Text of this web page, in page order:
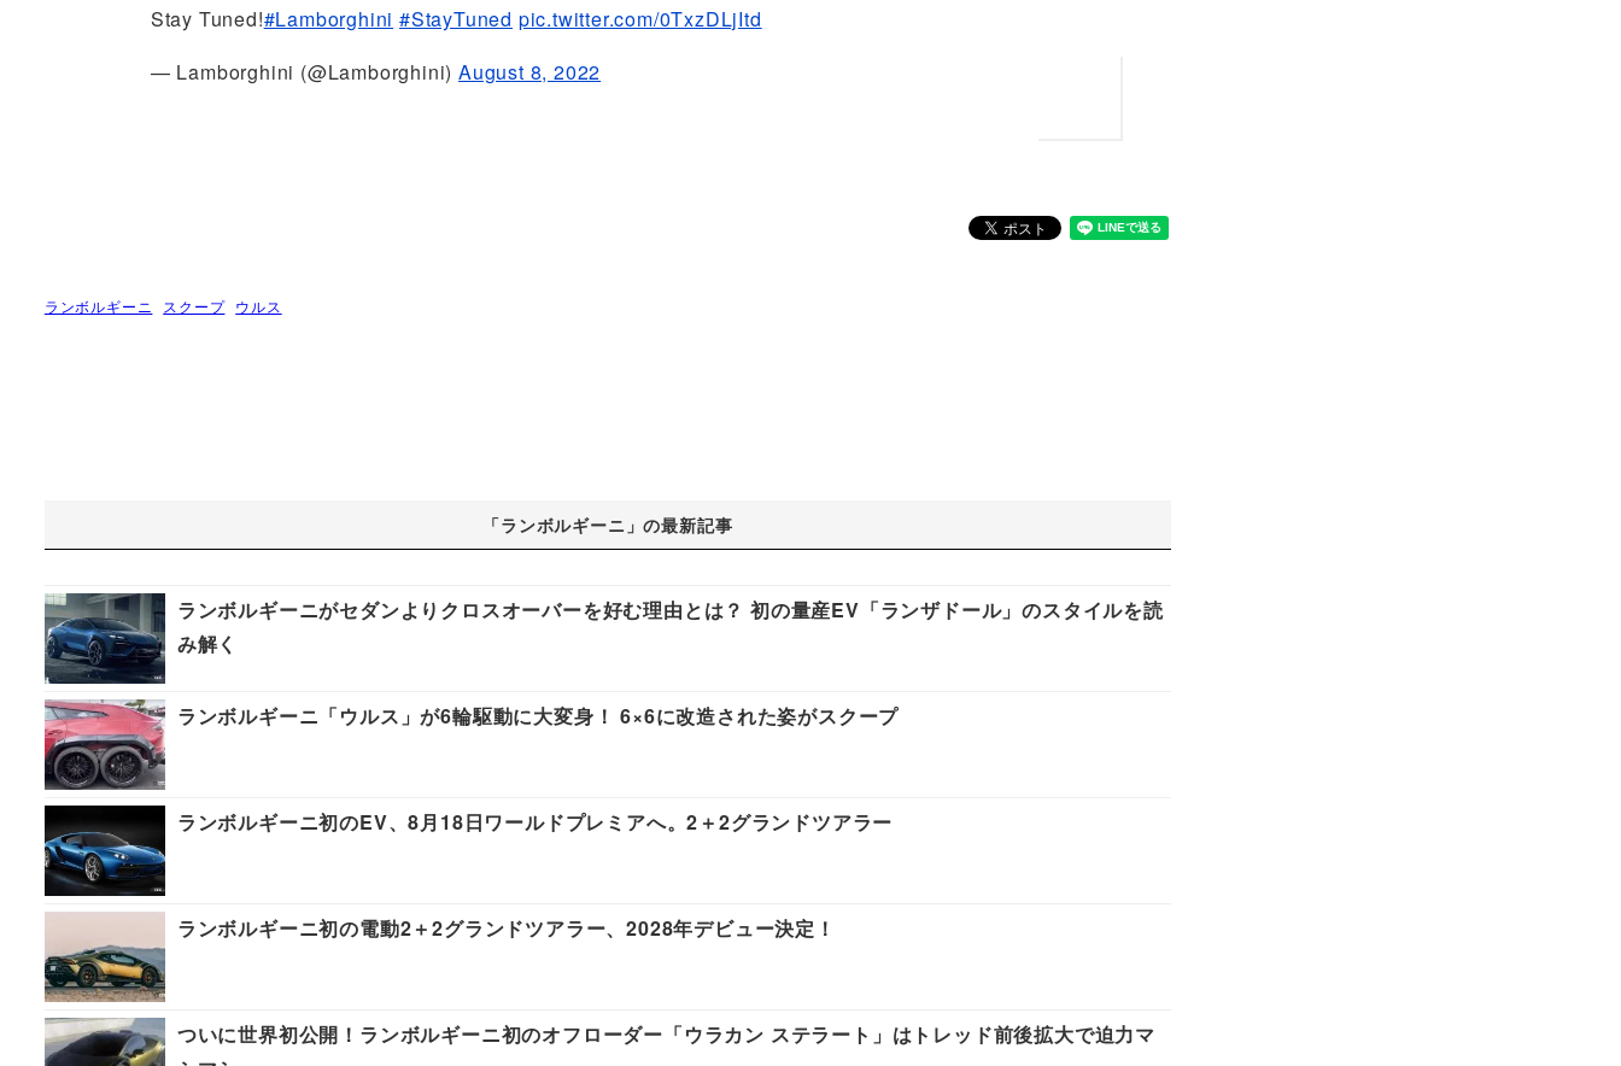
Stay Tuned!#Lamborghini #StayTuned pic.twitter.com/0TxzDLjItd
— Lamborghini (@Lamborghini) August 8, 2022
ランボルギーニ スクープ ウルス
「ランボルギーニ」の最新記事
ランボルギーニがセダンよりクロスオーバーを好む理由とは？ 初の量産EV「ランザドール」のスタイルを読
み解く
ランボルギーニ「ウルス」が6輪駆動に大変身！ 6×6に改造された姿がスクープ
ランボルギーニ初のEV、8月18日ワールドプレミアへ。2＋2グランドツアラー
ランボルギーニ初の電動2＋2グランドツアラー、2028年デビュー決定！
ついに世界初公開！ランボルギーニ初のオフローダー「ウラカン ステラート」はトレッド前後拡大で迫力マ